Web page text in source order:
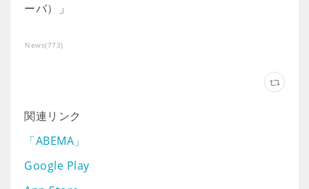
ーバ）」
News(773)
関連リンク
「ABEMA」
Google Play